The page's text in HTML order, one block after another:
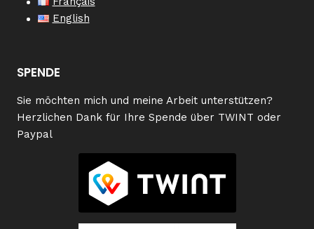
English
SPENDE
Sie möchten mich und meine Arbeit unterstützen?
Herzlichen Dank für Ihre Spende über TWINT oder
Paypal